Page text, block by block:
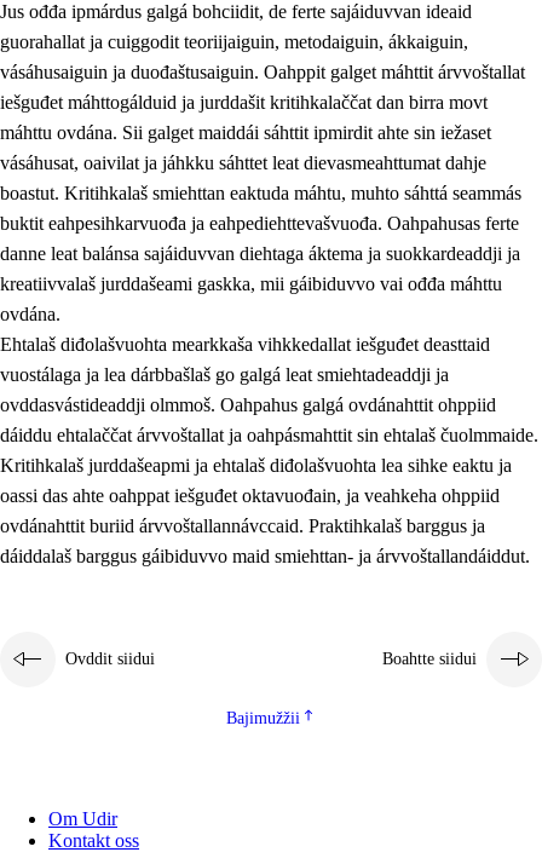
1.2 Identitehta ja kultuvrralaš girjáivuohta
1.3 Kritihkalaš jurddašeapmi ja ehtalaš diđolašvuohta
1.4 Hutkanillu, beroštupmi ja suokkardanhuovva
1.5 Luondduákten ja birasdiđolašvuohta
1.6 Demokratiija ja mielváikkuheapmi
Jus ođđa ipmárdus galgá bohciidit, de ferte sajáiduvvan ideaid
guorahallat ja cuiggodit teoriijaiguin, metodaiguin, ákkaiguin,
vásáhusaiguin ja duođaštusaiguin. Oahppit galget máhttit árvvoštallat
iešguđet máhttogálduid ja jurddašit kritihkalaččat dan birra movt
máhttu ovdána. Sii galget maiddái sáhttit ipmirdit ahte sin iežaset
vásáhusat, oaivilat ja jáhkku sáhttet leat dievasmeahttumat dahje
boastut. Kritihkalaš smiehttan eaktuda máhtu, muhto sáhttá seammás
buktit eahpesihkarvuođa ja eahpediehttevašvuođa. Oahpahusas ferte
danne leat balánsa sajáiduvvan diehtaga áktema ja suokkardeaddji ja
kreatiivvalaš jurddašeami gaskka, mii gáibiduvvo vai ođđa máhttu
ovdána.
Ehtalaš diđolašvuohta mearkkaša vihkkedallat iešguđet deasttaid
vuostálaga ja lea dárbbašlaš go galgá leat smiehtadeaddji ja
ovddasvástideaddji olmmoš. Oahpahus galgá ovdánahttit ohppiid
dáiddu ehtalaččat árvvoštallat ja oahpásmahttit sin ehtalaš čuolmmaide.
Kritihkalaš jurddašeapmi ja ehtalaš diđolašvuohta lea sihke eaktu ja
oassi das ahte oahppat iešguđet oktavuođain, ja veahkeha ohppiid
ovdánahttit buriid árvvoštallannávccaid. Praktihkalaš barggus ja
dáiddalaš barggus gáibiduvvo maid smiehttan- ja árvvoštallandáiddut.
Ovddit siidui Boahtte siidui
Bajimužžii
Om Udir
Kontakt oss